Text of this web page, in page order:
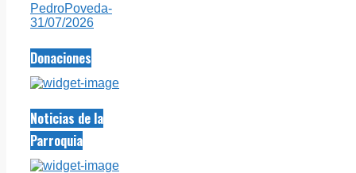
PedroPoveda-
31/07/2026
Donaciones
Noticias de la
Parroquia